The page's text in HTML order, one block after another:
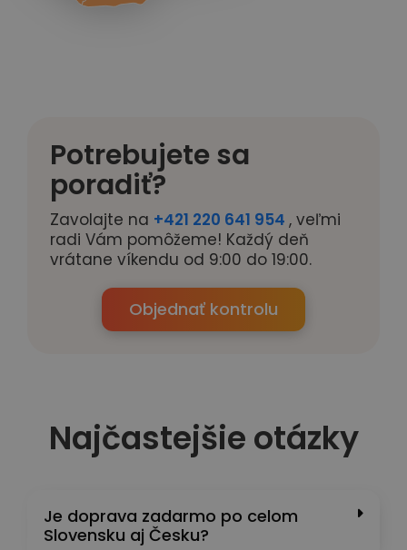
Potrebujete sa
poradiť?
Zavolajte na +421 220 641 954 , veľmi
radi Vám pomôžeme! Každý deň
vrátane víkendu od 9:00 do 19:00.
Objednať kontrolu
Najčastejšie otázky
Je doprava zadarmo po celom
Slovensku aj Česku?